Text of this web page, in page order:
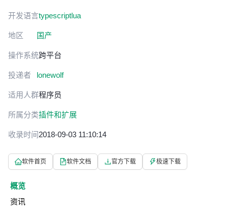
开发语言typescriptlua
地区 国产
操作系统跨平台
投递者 lonewolf
适用人群程序员
所属分类插件和扩展
收录时间2018-09-03 11:10:14
软件首页 软件文档 官方下载 极速下载
概览
资讯